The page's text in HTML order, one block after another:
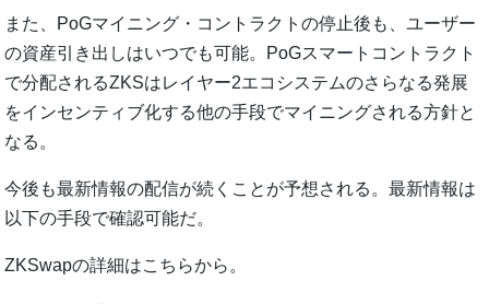
また、PoGマイニング・コントラクトの停止後も、ユーザー
の資産引き出しはいつでも可能。PoGスマートコントラクト
で分配されるZKSはレイヤー2エコシステムのさらなる発展
をインセンティブ化する他の手段でマイニングされる方針と
なる。
今後も最新情報の配信が続くことが予想される。最新情報は
以下の手段で確認可能だ。
ZKSwapの詳細はこちらから。